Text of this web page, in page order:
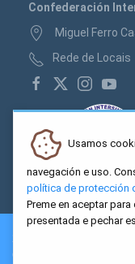
Confederación
Miguel Ferro
Rede de Locais
2026 CIG.
Caaveiro 10, Santiago
Usamos
navegación e uso.
política de protección
Preme en aceptar
presentada e pechar